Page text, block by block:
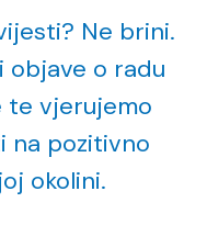
Ne brini.
objave o radu
te vjerujemo
na pozitivno
okolini.